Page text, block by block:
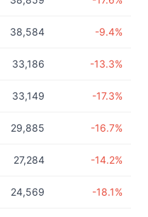
38,584 -9.4%
33,186 -13.3%
33,149 -17.3%
29,885 -16.7%
27,284 -14.2%
24,569 -18.1%